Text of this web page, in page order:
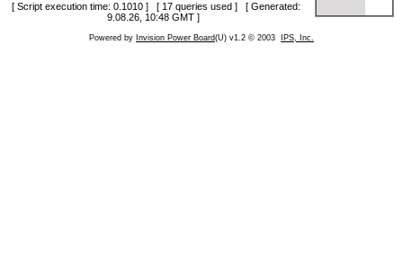
[ Script execution time: 0.1010 ] [ 17 queries used ] [ Generated:
9.08.26, 10:48 GMT ]
Powered by Invision Power Board(U) v1.2 © 2003 IPS, Inc.